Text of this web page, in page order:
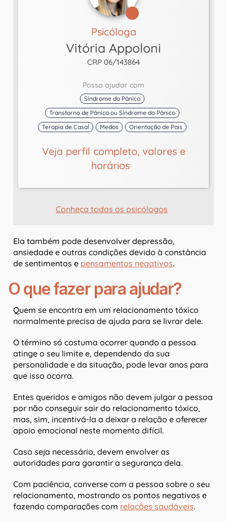
Psicóloga
Vitória Appoloni
CRP 06/143864
Posso ajudar com
Síndrome do Pânico
Transtorno de Pânico ou Síndrome do Pânico
Terapia de Casal
Medos Orientação de Pais
Veja perfil completo, valores e
horários
Conheça todos os psicólogos
Ela também pode desenvolver depressão,
ansiedade e outras condições devido à constância
de sentimentos e pensamentos negativos.
O que fazer para ajudar?
Quem se encontra em um relacionamento tóxico
normalmente precisa de ajuda para se livrar dele.
O término só costuma ocorrer quando a pessoa
atinge o seu limite e, dependendo da sua
personalidade e da situação, pode levar anos para
que isso ocorra.
Entes queridos e amigos não devem julgar a pessoa
por não conseguir sair do relacionamento tóxico,
mas, sim, incentivá-la a deixar a relação e oferecer
apoio emocional neste momento difícil.
Caso seja necessário, devem envolver as
autoridades para garantir a segurança dela.
Com paciência, converse com a pessoa sobre o seu
relacionamento, mostrando os pontos negativos e
fazendo comparações com relações saudáveis.